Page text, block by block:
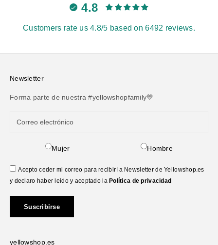
4.8
Customers rate us 4.8/5 based on 6492 reviews.
Newsletter
Forma parte de nuestra #yellowshopfamily💛
Mujer Hombre
Acepto ceder mi correo para recibir la Newsletter de Yellowshop.es
y declaro haber leido y aceptado la Política de privacidad
Suscribirse
yellowshop.es